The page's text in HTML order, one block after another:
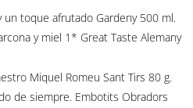
toque afrutado Gardeny 500 ml.
y miel 1* Great Taste Alemany
Miquel Romeu Sant Tirs 80 g.
de siempre. Embotits Obradors